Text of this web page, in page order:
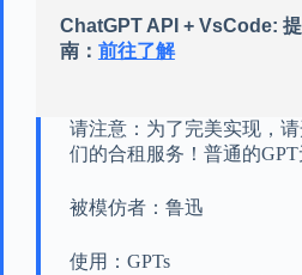
ChatGPT API + VsCode:
南： 前往了解
请注意：为了完美实现，
们的合租服务！普通的GPT
被模仿者：鲁迅
使用：GPTs